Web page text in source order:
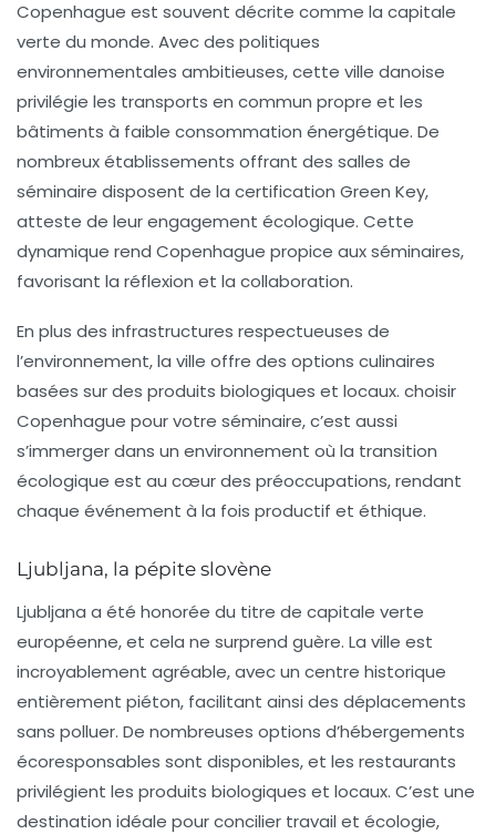
Copenhague est souvent décrite comme la capitale
verte du monde. Avec des politiques
environnementales ambitieuses, cette ville danoise
privilégie les transports en commun propre et les
bâtiments à faible consommation énergétique. De
nombreux établissements offrant des salles de
séminaire disposent de la certification Green Key,
atteste de leur engagement écologique. Cette
dynamique rend Copenhague propice aux séminaires,
favorisant la réflexion et la collaboration.
En plus des infrastructures respectueuses de
l’environnement, la ville offre des options culinaires
basées sur des produits biologiques et locaux. choisir
Copenhague pour votre séminaire, c’est aussi
s’immerger dans un environnement où la transition
écologique est au cœur des préoccupations, rendant
chaque événement à la fois productif et éthique.
Ljubljana, la pépite slovène
Ljubljana a été honorée du titre de capitale verte
européenne, et cela ne surprend guère. La ville est
incroyablement agréable, avec un centre historique
entièrement piéton, facilitant ainsi des déplacements
sans polluer. De nombreuses options d’hébergements
écoresponsables sont disponibles, et les restaurants
privilégient les produits biologiques et locaux. C’est une
destination idéale pour concilier travail et écologie,